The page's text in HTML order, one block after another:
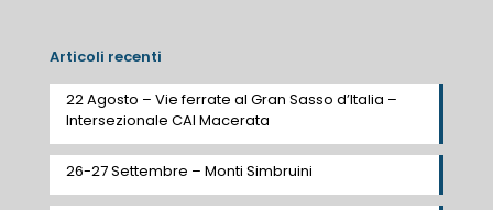
Articoli recenti
22 Agosto – Vie ferrate al Gran Sasso d’Italia –
Intersezionale CAI Macerata
26-27 Settembre – Monti Simbruini